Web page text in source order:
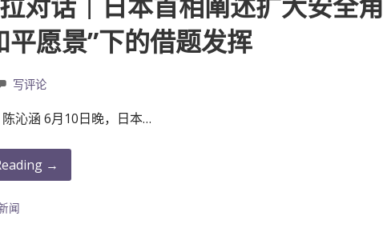
平愿景”下的借题发挥
写评论
沁涵 6月10日晚，日本…
→
闻